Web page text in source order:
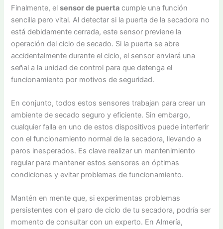
Finalmente, elsensor de puerta cumple una función
sencilla pero vital. Al detectar si la puerta de la secadora no
está debidamente cerrada, este sensor previene la
operación del ciclo de secado. Si la puerta se abre
accidentalmente durante el ciclo, el sensor enviará una
señal a la unidad de control para que detenga el
funcionamiento por motivos de seguridad.
En conjunto, todos estos sensores trabajan para crear un
ambiente de secado seguro y eficiente. Sin embargo,
cualquier falla en uno de estos dispositivos puede interferir
con el funcionamiento normal de la secadora, llevando a
paros inesperados. Es clave realizar un mantenimiento
regular para mantener estos sensores en óptimas
condiciones y evitar problemas de funcionamiento.
Mantén en mente que, si experimentas problemas
persistentes con el paro de ciclo de tu secadora, podría ser
momento de consultar con un experto. En Almería,